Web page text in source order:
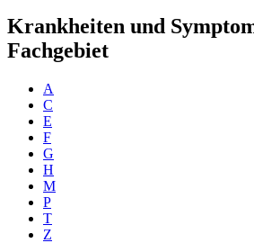
Krankheiten und
Fachgebiet
A
C
E
F
G
H
M
P
T
Z